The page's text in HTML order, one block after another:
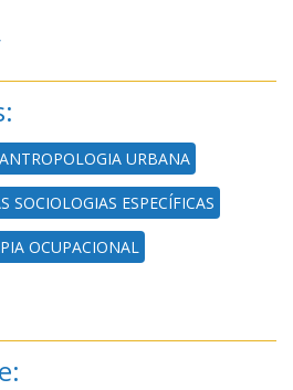
ANTROPOLOGIA URBANA
SOCIOLOGIAS ESPECÍFICAS
OCUPACIONAL